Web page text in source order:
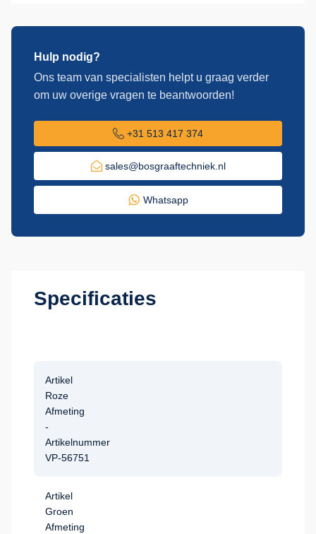
Hulp nodig?
Ons team van specialisten helpt u graag verder
om uw overige vragen te beantwoorden!
+31 513 417 374
sales@bosgraaftechniek.nl
Whatsapp
Specificaties
Artikel
Roze
Afmeting
-
Artikelnummer
VP-56751
Artikel
Groen
Afmeting